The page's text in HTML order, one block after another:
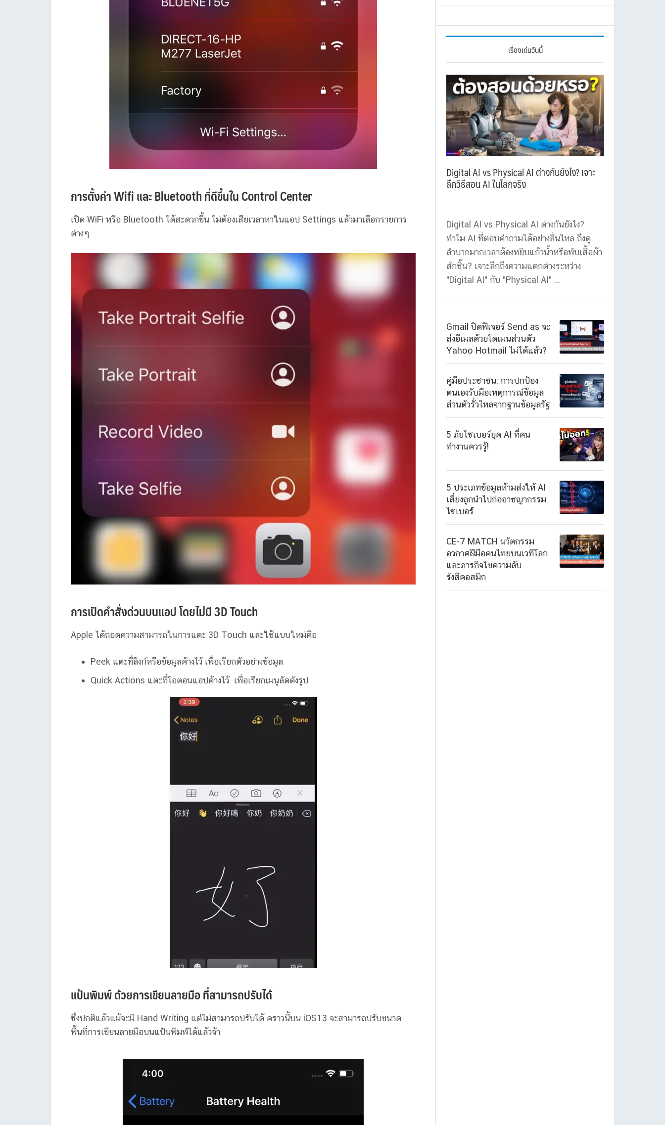
การตั้งค่า Wifi และ Bluetooth ที่ดีขึ้นใน Control Center
เปิด WiFi หรือ Bluetooth ได้สะดวกขึ้น ไม่ต้องเสียเวลาหาในแอป Settings แล้วมาเลือกรายการ
ต่างๆ
การเปิดคำสั่งด่วนบนแอป โดยไม่มี 3D Touch
Apple ได้ถอดความสามารถในการแตะ 3D Touch และใช้แบบใหม่คือ
Peek แตะที่ลิงก์หรือข้อมูลค้างไว้ เพื่อเรียกตัวอย่างข้อมูล
Quick Actions แตะที่ไอตอนแอปค้างไว้ เพื่อเรียกเมนูลัดดังรูป
แป้นพิมพ์ ด้วยการเขียนลายมือ ที่สามารถปรับได้
ซึ่งปกติแล้วแม้จะมี Hand Writing แต่ไม่สามารถปรับได้ คราวนี้บน iOS13 จะสามารถปรับขนาด
พื้นที่การเขียนลายมือบนแป้นพิมพ์ได้แล้วจ้า
เรื่องเด่นวันนี้
Digital AI vs Physical AI ต่างกันยังไง? เจาะ
ลึกวิธีสอน AI ในโลกจริง
Digital AI vs Physical AI ต่างกันยังไง?
ทำไม AI ที่ตอบคำถามได้อย่างลื่นไหล ถึงดู
ลำบากมากเวลาต้องหยิบแก้วน้ำหรือพับเสื้อผ้า
สักชิ้น? เจาะลึกถึงความแตกต่างระหว่าง
"Digital AI" กับ "Physical AI" ...
Gmail ปิดฟีเจอร์ Send as จะ
ส่งอีเมลด้วยโดเมนส่วนตัว
Yahoo Hotmail ไม่ได้แล้ว?
คู่มือประชาชน: การปกป้อง
ตนเองรับมือเหตุการณ์ข้อมูล
ส่วนตัวรั่วไหลจากฐานข้อมูลรัฐ
5 ภัยไซเบอร์ยุค AI ที่คน
ทำงานควรรู้!
5 ประเภทข้อมูลห้ามส่งให้ AI
เสี่ยงถูกนำไปก่ออาชญากรรม
ไซเบอร์
CE-7 MATCH นวัตกรรม
อวกาศฝีมือคนไทยบนเวทีโลก
และภารกิจไขความลับ
รังสีคอสมิก